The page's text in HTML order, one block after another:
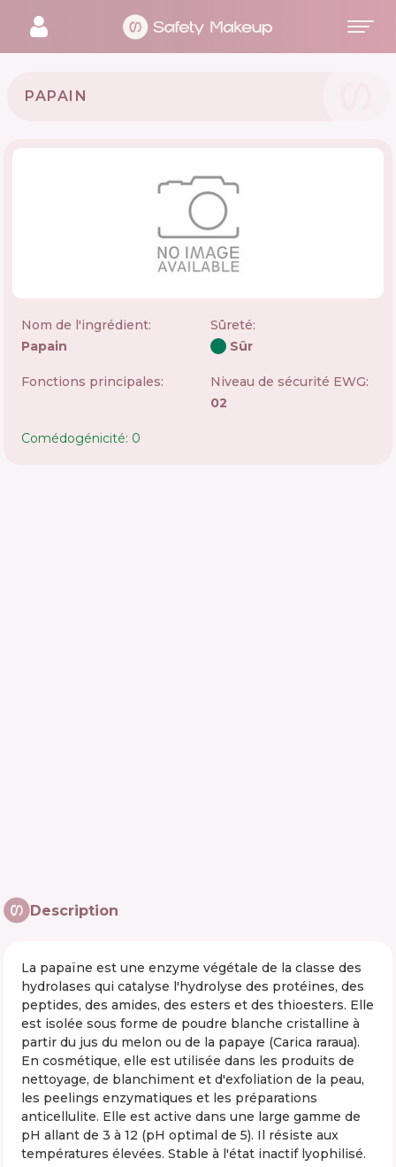
PAPAIN
Nom de l'ingrédient:
Papain
Sûreté:
Sûr
Fonctions principales:
Niveau de sécurité EWG:
02
Comédogénicité: 0
Description
La papaïne est une enzyme végétale de la classe des
hydrolases qui catalyse l'hydrolyse des protéines, des
peptides, des amides, des esters et des thioesters. Elle
est isolée sous forme de poudre blanche cristalline à
partir du jus du melon ou de la papaye (Carica raraua).
En cosmétique, elle est utilisée dans les produits de
nettoyage, de blanchiment et d'exfoliation de la peau,
les peelings enzymatiques et les préparations
anticellulite. Elle est active dans une large gamme de
pH allant de 3 à 12 (pH optimal de 5). Il résiste aux
températures élevées. Stable à l'état inactif lyophilisé.